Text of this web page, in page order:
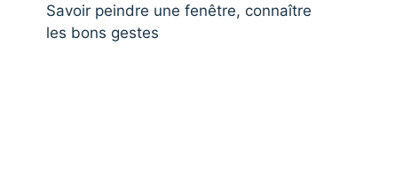
Savoir peindre une fenêtre, connaître
les bons gestes